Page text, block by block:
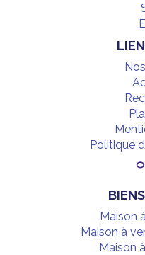
Politique
Maison
Maison à
Maison